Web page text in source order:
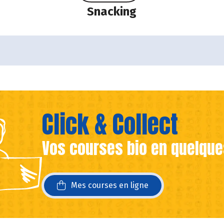
Snacking
Click & Collect
Vos courses bio en
Mes courses en ligne
une nouvelle fenêtre)
une nouvelle fenêtre)